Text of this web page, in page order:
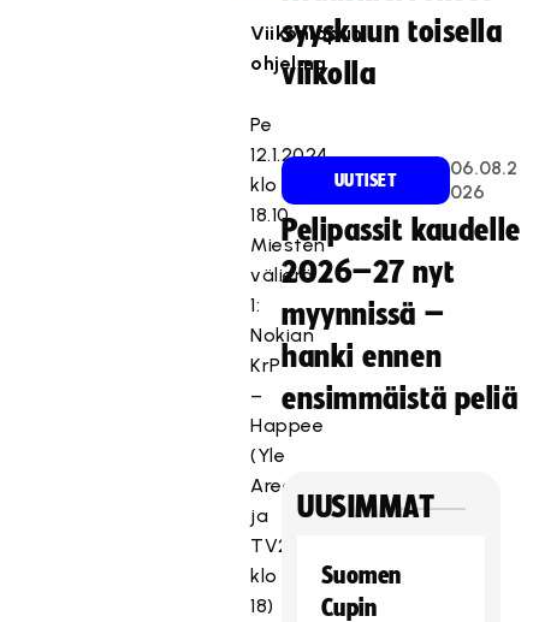
Viikonlopun
ohjelma
Pe
12.1.2024
klo
18.10
Miesten
välierä
1:
Nokian
KrP
–
Happee
(Yle
Areena
ja
TV2
klo
18)
syyskuun toisella
viikolla
UUTISET
06.08.2
026
Pelipassit kaudelle
2026–27 nyt
myynnissä –
hanki ennen
ensimmäistä peliä
UUSIMMAT
Suomen
Cupin